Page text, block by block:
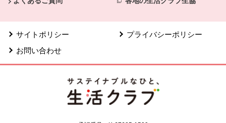
サイトポリシー
プライバシーポリシー
お問い合わせ